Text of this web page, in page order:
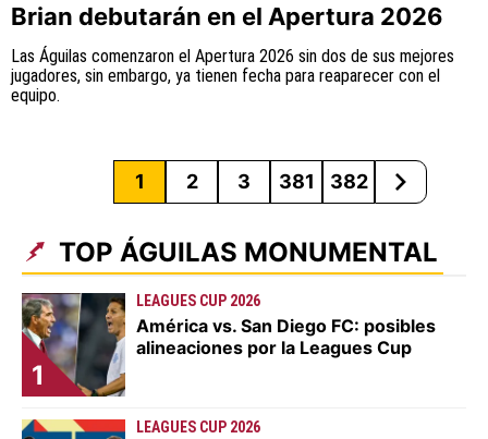
Brian debutarán en el Apertura 2026
Las Águilas comenzaron el Apertura 2026 sin dos de sus mejores
jugadores, sin embargo, ya tienen fecha para reaparecer con el
equipo.
1 2 3 381 382
TOP ÁGUILAS MONUMENTAL
1
LEAGUES CUP 2026
América vs. San Diego FC: posibles
alineaciones por la Leagues Cup
LEAGUES CUP 2026